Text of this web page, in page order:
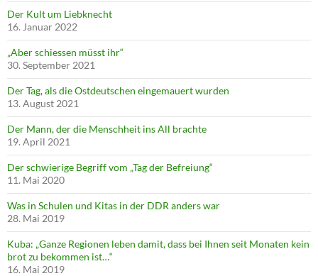
Der Kult um Liebknecht
16. Januar 2022
„Aber schiessen müsst ihr“
30. September 2021
Der Tag, als die Ostdeutschen eingemauert wurden
13. August 2021
Der Mann, der die Menschheit ins All brachte
19. April 2021
Der schwierige Begriff vom „Tag der Befreiung“
11. Mai 2020
Was in Schulen und Kitas in der DDR anders war
28. Mai 2019
Kuba: „Ganze Regionen leben damit, dass bei Ihnen seit Monaten kein
brot zu bekommen ist…“
16. Mai 2019